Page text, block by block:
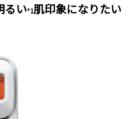
るい*1肌印象になりたい